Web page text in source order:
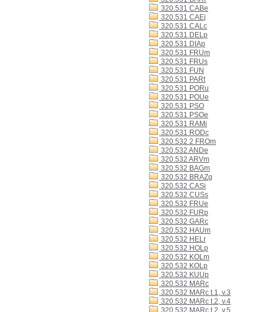
320.531 CABe
320.531 CAEj
320.531 CALc
320.531 DELp
320.531 DIAp
320.531 FRUm
320.531 FRUs
320.531 FUN
320.531 PARt
320.531 PORu
320.531 POUe
320.531 PSO
320.531 PSOe
320.531 RAMi
320.531 RODc
320.532 2 FROm
320.532 ANDe
320.532 ARVm
320.532 BAGm
320.532 BRAZg
320.532 CASi
320.532 CUSs
320.532 FRUe
320.532 FURp
320.532 GARc
320.532 HAUm
320.532 HELr
320.532 HOLp
320.532 KOLm
320.532 KOLp
320.532 KUUp
320.532 MARc
320.532 MARc t.1, v.3
320.532 MARc t.2, v.4
320.532 MARc t.2, v.5